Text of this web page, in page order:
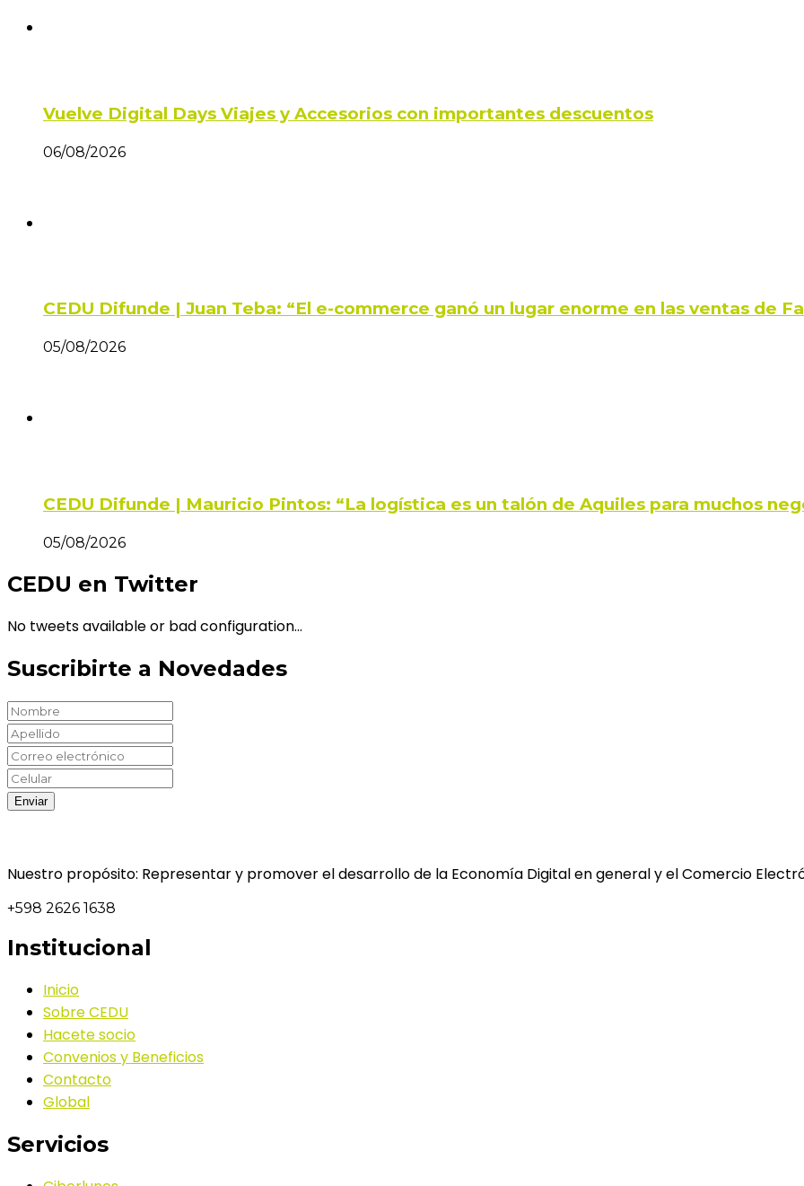
Vuelve Digital Days Viajes y Accesorios con importantes descuentos
06/08/2026
CEDU Difunde | Juan Teba: “El e-commerce ganó un lugar enorme en las ventas de
05/08/2026
CEDU Difunde | Mauricio Pintos: “La logística es un talón de Aquiles para muchos
05/08/2026
CEDU en Twitter
No tweets available or bad configuration...
Suscribirte a Novedades
Nuestro propósito: Representar y promover el desarrollo de la Economía Digital en general y el Comercio
+598 2626 1638
Institucional
Inicio
Sobre CEDU
Hacete socio
Convenios y Beneficios
Contacto
Global
Servicios